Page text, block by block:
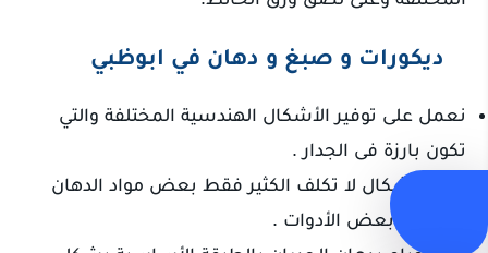
ديكورات و صبغ و دهان في ابوظبي
نعمل على توفير الأشكال الهندسية المختلفة والتي
تكون بارزة فى الجدار .
تلك الأشكال لا تكلف الكثير فقط بعض مواد الدهان
العادية وبعض الأدوات .